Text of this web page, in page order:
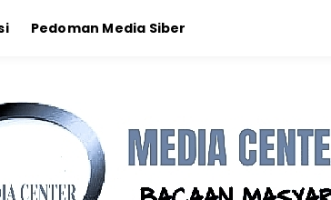
Pedoman Media Siber